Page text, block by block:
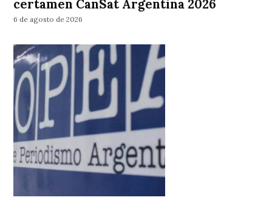
certamen CanSat Argentina 2026
6 de agosto de 2026